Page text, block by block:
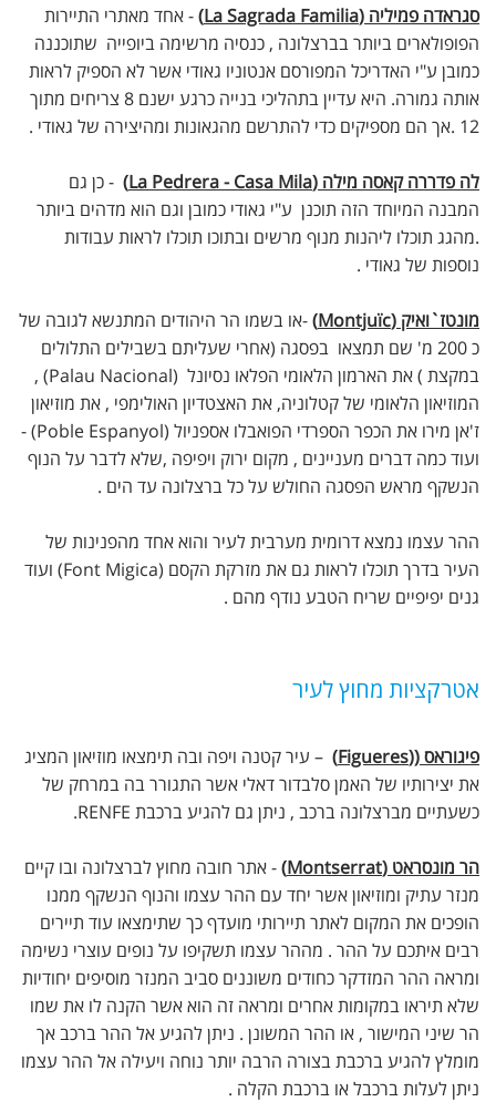
סגראדה פמיליה (La Sagrada Familia)
- אחד מאתרי התיירות
הפופולארים ביותר בברצלונה , כנסיה מרשימה ביופייה שתוכננה
כמובן ע"י האדריכל המפורסם אנטוניו גאודי אשר לא הספיק לראות
אותה גמורה. היא עדיין בתהליכי בנייה כרגע ישנם 8 צריחים מתוך
12 .אך הם מספיקים כדי להתרשם מהגאונות ומהיצירה של גאודי .
לה פדררה קאסה מילה (La Pedrera - Casa Mila)
- כן גם
המבנה המיוחד הזה תוכנן ע"י גאודי כמובן וגם הוא מדהים ביותר
.מהגג תוכלו ליהנות מנוף מרשים ובתוכו תוכלו לראות עבודות
נוספות של גאודי .
מונטז`ואיק (Montjuïc)
-או בשמו הר היהודים המתנשא לגובה של
כ 200 מ' שם תמצאו בפסגה (אחרי שעליתם בשבילים התלולים
במקצת ) את הארמון הלאומי הפלאו נסיונל (Palau Nacional) ,
המוזיאון הלאומי של קטלוניה, את האצטדיון האולימפי , את מוזיאון
ז'אן מירו את הכפר הספרדי הפואבלו אספניול (Poble Espanyol) -
ועוד כמה דברים מעניינים , מקום ירוק ויפיפה ,שלא לדבר על הנוף
הנשקף מראש הפסגה החולש על כל ברצלונה עד הים .
ההר עצמו נמצא דרומית מערבית לעיר והוא אחד מהפנינות של
העיר בדרך תוכלו לראות גם את מזרקת הקסם (Font Migica) ועוד
גנים יפיפיים שריח הטבע נודף מהם .
אטרקציות מחוץ לעיר
פיגוראס ((Figueres)
– עיר קטנה ויפה ובה תימצאו מוזיאון המציג
את יצירותיו של האמן סלבדור דאלי אשר התגורר בה במרחק של
כשעתיים מברצלונה ברכב , ניתן גם להגיע ברכבת RENFE.
הר מונסראט (Montserrat)
- אתר חובה מחוץ לברצלונה ובו קיים
מנזר עתיק ומוזיאון אשר יחד עם ההר עצמו והנוף הנשקף ממנו
הופכים את המקום לאתר תיירותי מועדף כך שתימצאו עוד תיירים
רבים איתכם על ההר . מההר עצמו תשקיפו על נופים עוצרי נשימה
ומראה ההר המזדקר כחודים משוננים סביב המנזר מוסיפים יחודיות
שלא תיראו במקומות אחרים ומראה זה הוא אשר הקנה לו את שמו
הר שיני המישור , או ההר המשונן . ניתן להגיע אל ההר ברכב אך
מומלץ להגיע ברכבת בצורה הרבה יותר נוחה ויעילה אל ההר עצמו
ניתן לעלות ברכבל או ברכבת הקלה .